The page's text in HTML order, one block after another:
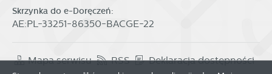
Skrzynka do e-Doręczeń:
AE:PL-33251-86350-BACGE-22
Mapa serwisu RSS
Deklaracja dostępności